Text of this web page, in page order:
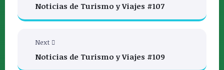
Noticias de Turismo y Viajes #107
Next
Noticias de Turismo y Viajes #109